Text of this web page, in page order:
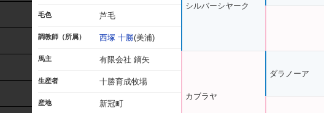
毛色 芦毛
調教師（所属） 西塚 十勝(美浦)
馬主 有限会社 鏑矢
生産者 十勝育成牧場
産地 新冠町
シルバーシヤーク
カブラヤ
ダラノーア